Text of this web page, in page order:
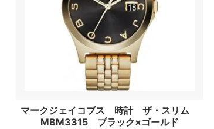
マークジェイコブス 時計 ザ・スリム
MBM3315 ブラック×ゴールド